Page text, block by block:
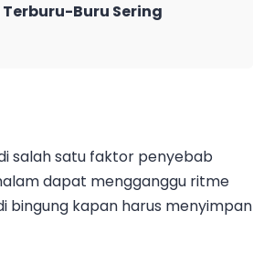
Buru Sering
salah satu faktor penyebab
dapat mengganggu ritme
bingung kapan harus menyimpan